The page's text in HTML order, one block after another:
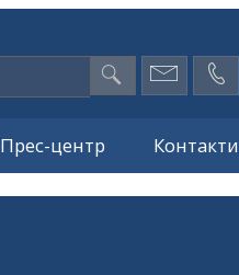
Прес-центр Контакти